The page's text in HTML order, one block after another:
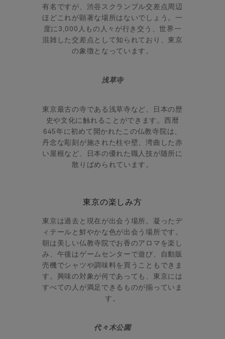
有名ですが、渋谷スクランブル交差点周辺
ほどこれが顕著な場所はないでしょう。一
度に3,000人もの人々が行き交う、世界一
混雑した交差点として知られており、東京
の象徴となっています。
浅草寺
東京最古の寺である浅草寺など、日本の歴
史や文化に触れることができます。西暦
645年に初めて開かれたこの仏教寺院は、
丹念な彫刻が施された柱や壁、湾曲した赤
い屋根など、日本の優れた職人技が随所に
散りばめられています。
東京の楽しみ方
東京は過去と現在が出会う場所。凝ったデ
ィテールと鮮やかな色が出会う場所です。
朝は美しい仏教寺院でお香のアロマを楽し
み、午後はゲームセンターで遊び、自動販
売機でシャツや調味料を買うこともできま
す。興味の対象が何であっても、東京には
すべての人が満足できるものが揃っていま
す。
代々木公園